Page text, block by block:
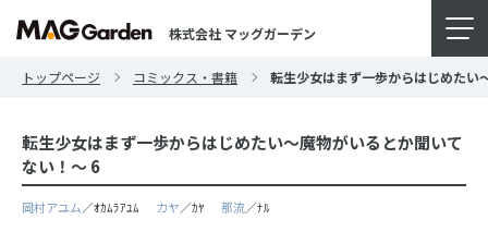
株式会社 マッグガーデン
トップページ コミックス・書籍 転生少女はまず一歩からはじめたい
転生少女はまず一歩からはじめたい～魔物がいるとか聞いて
ない！～ 6
岡村アユム／ｵｶﾑﾗｱﾕﾑ カヤ／ｶﾔ 那流／ﾅﾙ